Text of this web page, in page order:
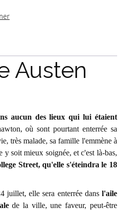
Austen
aucun des lieux qui lui étaient
où sont pourtant enterrée sa
très malade, sa famille l'emmène à
y soit mieux soignée, et c'est là-bas,
Street, qu'elle s'éteindra le 18
juillet, elle sera enterrée dans l'aile
de la ville, une faveur, peut-être